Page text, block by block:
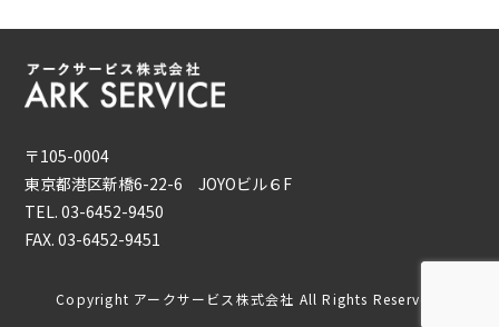
〒105-0004
東京都港区新橋6-22-6 JOYOビル６F
TEL. 03-6452-9450
FAX. 03-6452-9451
Copyright アークサービス株式会社 All Rights Reserved.